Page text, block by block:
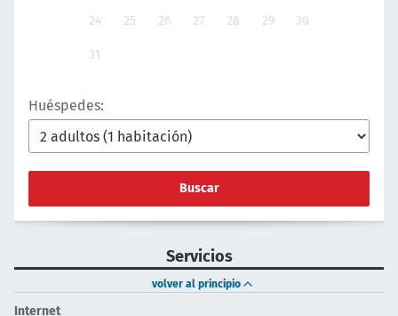
24 25 26 27 28 29 30
31
Huéspedes:
Buscar
Servicios
volver al principio
Internet